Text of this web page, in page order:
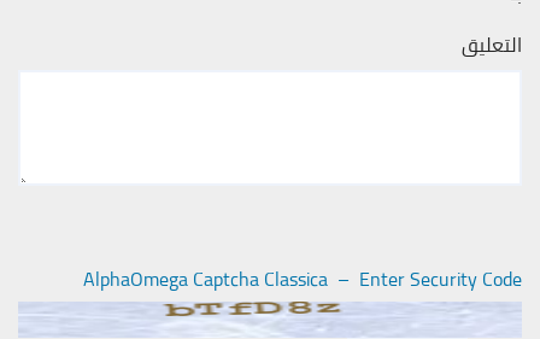
التعليق
AlphaOmega Captcha Classica – Enter Security Code